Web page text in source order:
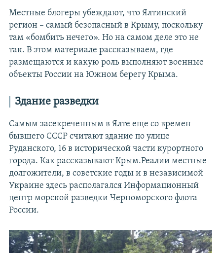
Местные блогеры убеждают, что Ялтинский
регион – самый безопасный в Крыму, поскольку
там «бомбить нечего». Но на самом деле это не
так. В этом материале рассказываем, где
размещаются и какую роль выполняют военные
объекты России на Южном берегу Крыма.
Здание разведки
Самым засекреченным в Ялте еще со времен
бывшего СССР считают здание по улице
Руданского, 16 в исторической части курортного
города. Как рассказывают Крым.Реалии местные
долгожители, в советские годы и в независимой
Украине здесь располагался Информационный
центр морской разведки Черноморского флота
России.